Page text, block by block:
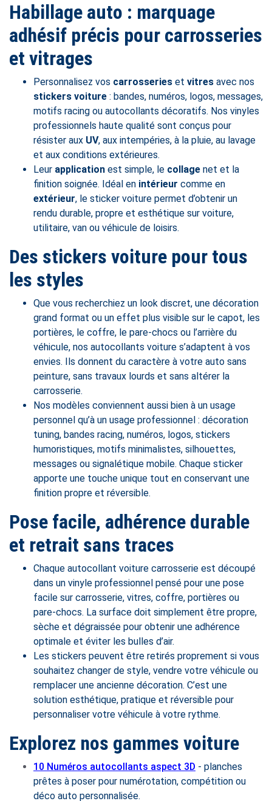
Habillage auto : marquage
adhésif précis pour carrosseries
et vitrages
Personnalisez vos carrosseries et vitres avec nos
stickers voiture : bandes, numéros, logos, messages,
motifs racing ou autocollants décoratifs. Nos vinyles
professionnels haute qualité sont conçus pour
résister aux UV, aux intempéries, à la pluie, au lavage
et aux conditions extérieures.
Leur application est simple, le collage net et la
finition soignée. Idéal en intérieur comme en
extérieur, le sticker voiture permet d’obtenir un
rendu durable, propre et esthétique sur voiture,
utilitaire, van ou véhicule de loisirs.
Des stickers voiture pour tous
les styles
Que vous recherchiez un look discret, une décoration
grand format ou un effet plus visible sur le capot, les
portières, le coffre, le pare-chocs ou l’arrière du
véhicule, nos autocollants voiture s’adaptent à vos
envies. Ils donnent du caractère à votre auto sans
peinture, sans travaux lourds et sans altérer la
carrosserie.
Nos modèles conviennent aussi bien à un usage
personnel qu’à un usage professionnel : décoration
tuning, bandes racing, numéros, logos, stickers
humoristiques, motifs minimalistes, silhouettes,
messages ou signalétique mobile. Chaque sticker
apporte une touche unique tout en conservant une
finition propre et réversible.
Pose facile, adhérence durable
et retrait sans traces
Chaque autocollant voiture carrosserie est découpé
dans un vinyle professionnel pensé pour une pose
facile sur carrosserie, vitres, coffre, portières ou
pare-chocs. La surface doit simplement être propre,
sèche et dégraissée pour obtenir une adhérence
optimale et éviter les bulles d’air.
Les stickers peuvent être retirés proprement si vous
souhaitez changer de style, vendre votre véhicule ou
remplacer une ancienne décoration. C’est une
solution esthétique, pratique et réversible pour
personnaliser votre véhicule à votre rythme.
Explorez nos gammes voiture
10 Numéros autocollants aspect 3D - planches
prêtes à poser pour numérotation, compétition ou
déco auto personnalisée.